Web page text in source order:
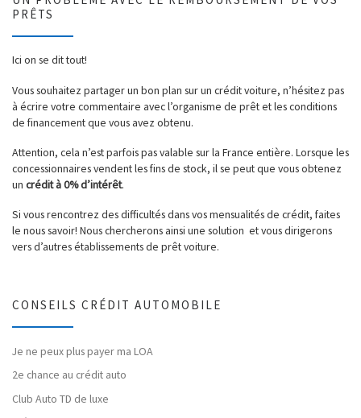
PRÊTS
Ici on se dit tout!
Vous souhaitez partager un bon plan sur un crédit voiture, n’hésitez pas
à écrire votre commentaire avec l’organisme de prêt et les conditions
de financement que vous avez obtenu.
Attention, cela n’est parfois pas valable sur la France entière. Lorsque les
concessionnaires vendent les fins de stock, il se peut que vous obtenez
un crédit à 0% d’intérêt.
Si vous rencontrez des difficultés dans vos mensualités de crédit, faites
le nous savoir! Nous chercherons ainsi une solution et vous dirigerons
vers d’autres établissements de prêt voiture.
CONSEILS CRÉDIT AUTOMOBILE
Je ne peux plus payer ma LOA
2e chance au crédit auto
Club Auto TD de luxe